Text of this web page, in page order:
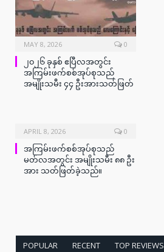
MAY 8, 2026 0
၂၀၂၆ ခုနှစ် ဧပြီလအတွင်း
အကြမ်းဖက်စစ်အုပ်စုသည်
အမျိုးသမီး ၄၄ ဦးအားသတ်ဖြတ်
APRIL 8, 2026 0
အကြမ်းဖက်စစ်အုပ်စုသည်
မတ်လအတွင်း အမျိုးသမီး ၈၈ ဦး
အား သတ်ဖြတ်ခဲ့သည်။
POPULAR RECENT TOP REVIEWS